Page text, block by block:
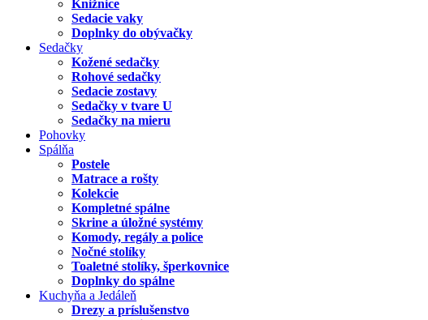
Knižnice
Sedacie vaky
Doplnky do obývačky
Sedačky
Kožené sedačky
Rohové sedačky
Sedacie zostavy
Sedačky v tvare U
Sedačky na mieru
Pohovky
Spálňa
Postele
Matrace a rošty
Kolekcie
Kompletné spálne
Skrine a úložné systémy
Komody, regály a police
Nočné stolíky
Toaletné stolíky, šperkovnice
Doplnky do spálne
Kuchyňa a Jedáleň
Drezy a príslušenstvo